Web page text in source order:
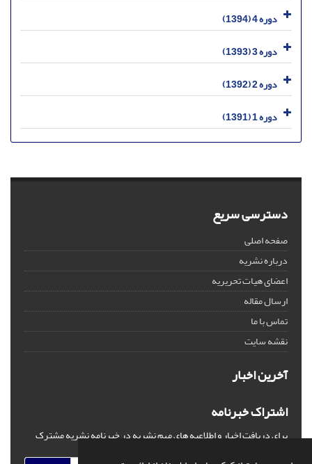
دوره 4 (1394)
دوره 3 (1393)
دوره 2 (1392)
دوره 1 (1391)
دسترسی سریع
صفحه اصلی
درباره نشریه
اعضای هیات تحریریه
ارسال مقاله
تماس با ما
نقشه سایت
آخرین اخبار
اشتراک خبرنامه
برای دریافت اخبار و اطلاعیه های مهم نشریه در خبرنامه نشریه مشترک